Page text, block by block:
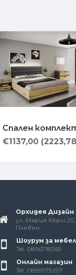
Спален
€1137,00
Орхидея
ул. Мария Кюри 20,
Плевен
Шоурум за
Tel: 0896718365
Онлайн магазин
Tel: 0899979297